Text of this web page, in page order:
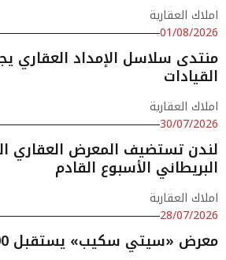
املاك العقارية
01/08/2026
منتدى سلاسل الإمداد العقاري
القيادات
املاك العقارية
30/07/2026
لندن تستضيف المعرض العقاري
البريطاني الأسبوع القادم
املاك العقارية
28/07/2026
معرض «سيتي سكيب» يستقبل 600 جهة مشاركة